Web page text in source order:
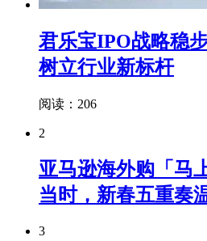
君乐宝IPO战略稳
树立行业新标杆
阅读：206
2
亚马逊海外购「马
当时，新春五重奏
3